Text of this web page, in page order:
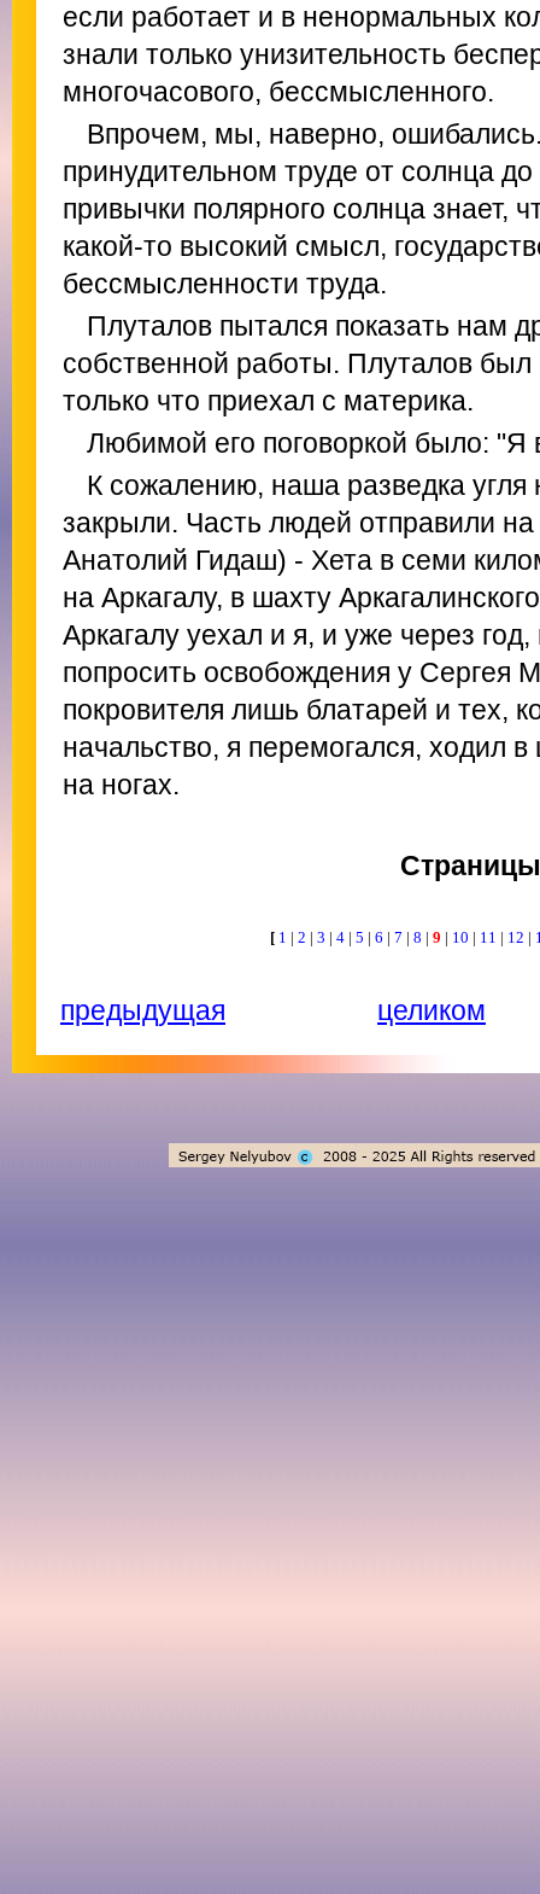
если работает и в ненормальных
знали только унизительность
многочасового, бессмысленного.
Впрочем, мы, наверно,
принудительном труде от солнца
привычки полярного солнца знает,
какой-то высокий смысл,
бессмысленности труда.
Плуталов пытался показать нам
собственной работы. Плуталов
только что приехал с материка.
Любимой его поговоркой было: "Я
К сожалению, наша разведка
закрыли. Часть людей отправили на
Анатолий Гидаш) - Хета в семи
на Аркагалу, в шахту
Аркагалу уехал и я, и уже через
попросить освобождения у Сергея
покровителя лишь блатарей и тех,
начальство, я перемогался, ходил
на ногах.
Страницы
[ 1 | 2 | 3 | 4 | 5 | 6 | 7 | 8 | 9 | 10 | 11 | 12 |
предыдущая целиком